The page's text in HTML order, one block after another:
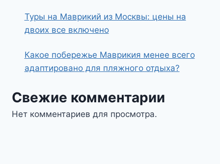
Туры на Маврикий из Москвы: цены на
двоих все включено
Какое побережье Маврикия менее всего
адаптировано для пляжного отдыха?
Свежие комментарии
Нет комментариев для просмотра.